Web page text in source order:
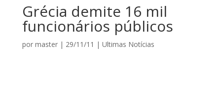
Grécia demite 16 mil
funcionários públicos
por master| 29/11/11 | Ultimas Notícias